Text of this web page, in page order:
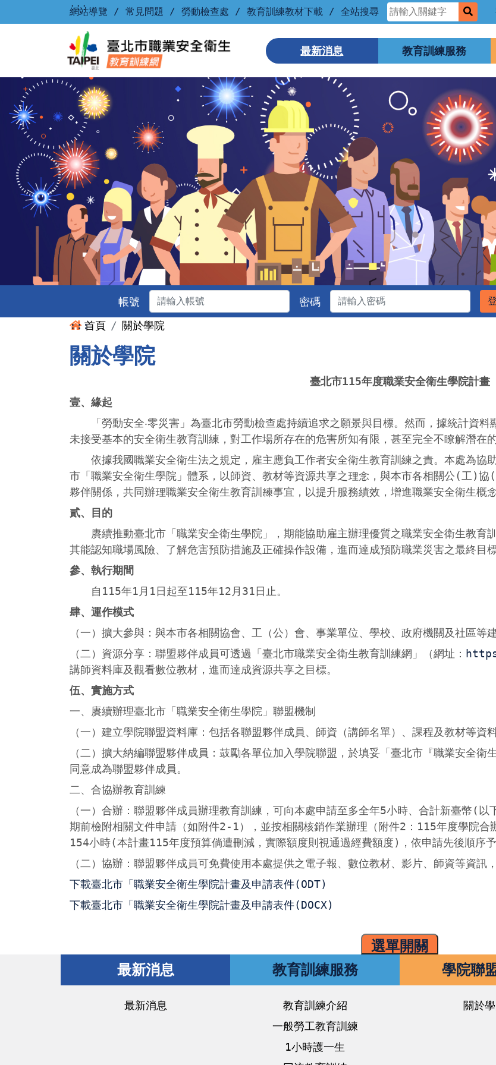
:::
網站導覽 / 常見問題 / 勞動檢查處 / 教育訓練教材下載 / 全站搜尋
臺北市勞工安全衛生教育訓練資訊服務
最新消息 教育訓練服務
帳號 密碼
:::首頁 關於學院
關於學院
臺北市115年度職業安全衛生學院計畫
壹、緣起
「勞動安全‧零災害」為臺北市勞動檢查處持續追求之願景與目標。然而，據統計資料
未接受基本的安全衛生教育訓練，對工作場所存在的危害所知有限，甚至完全不瞭解潛在
依據我國職業安全衛生法之規定，雇主應負工作者安全衛生教育訓練之責。本處為協
市「職業安全衛生學院」體系，以師資、教材等資源共享之理念，與本市各相關公(工)
夥伴關係，共同辦理職業安全衛生教育訓練事宜，以提升服務績效，增進職業安全衛生概
貳、目的
賡續推動臺北市「職業安全衛生學院」，期能協助雇主辦理優質之職業安全衛生教育
其能認知職場風險、了解危害預防措施及正確操作設備，進而達成預防職業災害之最終目標
參、執行期間
自115年1月1日起至115年12月31日止。
肆、運作模式
（一）擴大參與：與本市各相關協會、工（公）會、事業單位、學校、政府機關及社區等
（二）資源分享：聯盟夥伴成員可透過「臺北市職業安全衛生教育訓練網」（網址：
講師資料庫及觀看數位教材，進而達成資源共享之目標。
伍、實施方式
一、賡續辦理臺北市「職業安全衛生學院」聯盟機制
（一）建立學院聯盟資料庫：包括各聯盟夥伴成員、師資（講師名單）、課程及教材等資料
（二）擴大納編聯盟夥伴成員：鼓勵各單位加入學院聯盟，於填妥「臺北市『職業安全
同意成為聯盟夥伴成員。
二、合協辦教育訓練
（一）合辦：聯盟夥伴成員辦理教育訓練，可向本處申請至多全年5小時、合計新臺幣(
期前檢附相關文件申請（如附件2-1），並按相關核銷作業辦理（附件2：115年度學院
154小時(本計畫115年度預算倘遭刪減，實際額度則視通過經費額度)，依申請先後順序予
（二）協辦：聯盟夥伴成員可免費使用本處提供之電子報、數位教材、影片、師資等資訊
下載臺北市「職業安全衛生學院計畫及申請表件(ODT)
下載臺北市「職業安全衛生學院計畫及申請表件(DOCX)
選單開關
最新消息
最新消息
教育訓練服務
教育訓練介紹
一般勞工教育訓練
1小時護一生
學院聯
關於